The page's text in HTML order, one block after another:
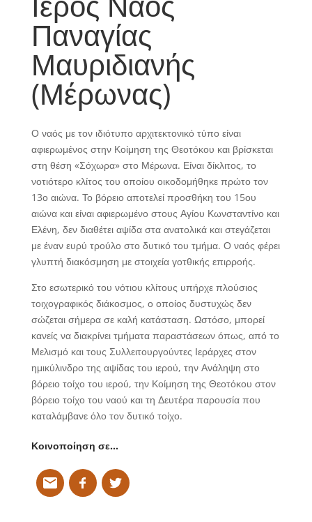
Παναγίας
Μαυριδιανής
(Μέρωνας)
Ο ναός με τον ιδιότυπο αρχιτεκτονικό τύπο είναι
αφιερωμένος στην Κοίμηση της Θεοτόκου και βρίσκεται
στη θέση «Σόχωρα» στο Μέρωνα. Είναι δίκλιτος, το
νοτιότερο κλίτος του οποίου οικοδομήθηκε πρώτο τον
13ο αιώνα. Το βόρειο αποτελεί προσθήκη του 15ου
αιώνα και είναι αφιερωμένο στους Αγίου Κωνσταντίνο και
Ελένη, δεν διαθέτει αψίδα στα ανατολικά και στεγάζεται
με έναν ευρύ τρούλο στο δυτικό του τμήμα. Ο ναός φέρει
γλυπτή διακόσμηση με στοιχεία γοτθικής επιρροής.
Στο εσωτερικό του νότιου κλίτους υπήρχε πλούσιος
τοιχογραφικός διάκοσμος, ο οποίος δυστυχώς δεν
σώζεται σήμερα σε καλή κατάσταση. Ωστόσο, μπορεί
κανείς να διακρίνει τμήματα παραστάσεων όπως, από το
Μελισμό και τους Συλλειτουργούντες Ιεράρχες στον
ημικύλινδρο της αψίδας του ιερού, την Ανάληψη στο
βόρειο τοίχο του ιερού, την Κοίμηση της Θεοτόκου στον
βόρειο τοίχο του ναού και τη Δευτέρα παρουσία που
καταλάμβανε όλο τον δυτικό τοίχο.
Κοινοποίηση σε…